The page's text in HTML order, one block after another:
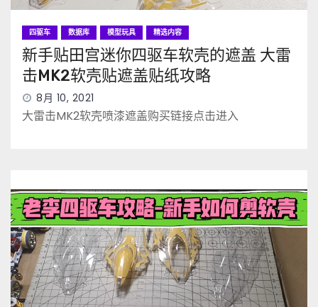
四驱车 数据库 模型玩具 精选内容
新手贴田宫迷你四驱车软壳的遮盖 大雷
击MK2软壳贴遮盖贴纸攻略
8月 10, 2021
大雷击MK2软壳喷漆遮盖购买链接点击进入